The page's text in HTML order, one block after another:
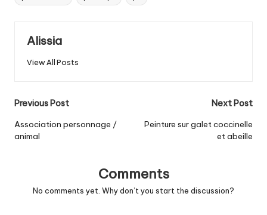
Alissia
View All Posts
Post
navigation
Previous Post
Association personnage /
animal
Next Post
Peinture sur galet coccinelle
et abeille
Comments
No comments yet. Why don’t you start the discussion?